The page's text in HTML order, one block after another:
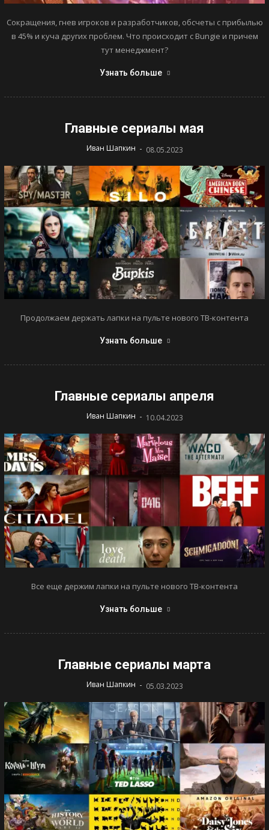
Сокращения, гнев игроков и разработчиков, обсчеты с прибылью
в 45% и куча других проблем. Что происходит с Bungie и причем
тут менеджмент?
Узнать больше
Главные сериалы мая
Иван Шапкин - 08.05.2023
Продолжаем держать лапки на пульте нового ТВ-контента
Узнать больше
Главные сериалы апреля
Иван Шапкин - 10.04.2023
Все еще держим лапки на пульте нового ТВ-контента
Узнать больше
Главные сериалы марта
Иван Шапкин - 05.03.2023